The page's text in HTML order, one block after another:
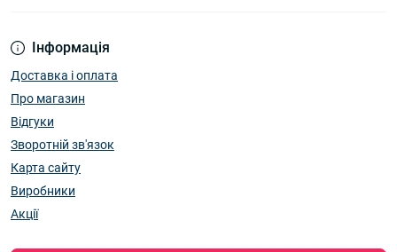
Інформація
Доставка і оплата
Про магазин
Відгуки
Зворотній зв'язок
Карта сайту
Виробники
Акції